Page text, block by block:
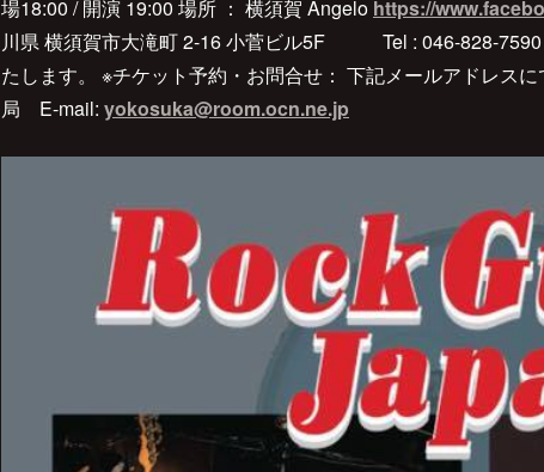
場18:00 / 開演 19:00 場所 ： 横須賀 Angelo https://
川県 横須賀市大滝町 2-16 小菅ビル5F Tel : 046-828-7590
たします。 ※チケット予約・お問合せ： 下記メールアドレス
局 E-mail: yokosuka@room.ocn.ne.jp